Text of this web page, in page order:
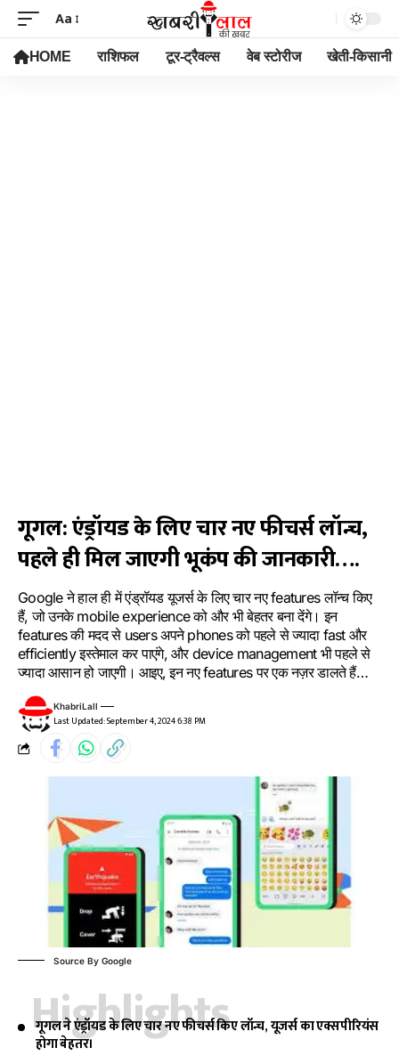
Aa
HOME राशिफल टूर-ट्रैवल्स वेब स्टोरीज खेती-किसानी
गूगल: एंड्रॉयड के लिए चार नए फीचर्स लॉन्च,
पहले ही मिल जाएगी भूकंप की जानकारी….
Google ने हाल ही में एंड्रॉयड यूजर्स के लिए चार नए features लॉन्च किए
हैं, जो उनके mobile experience को और भी बेहतर बना देंगे। इन
features की मदद से users अपने phones को पहले से ज्यादा fast और
efficiently इस्तेमाल कर पाएंगे, और device management भी पहले से
ज्यादा आसान हो जाएगी। आइए, इन नए features पर एक नज़र डालते हैं…
Last Updated: September 4, 2024 6:38 PM
KhabriLall
Source By Google
Highlights
गूगल ने एंड्रॉयड के लिए चार नए फीचर्स किए लॉन्च, यूजर्स का एक्सपीरियंस
होगा बेहतर।